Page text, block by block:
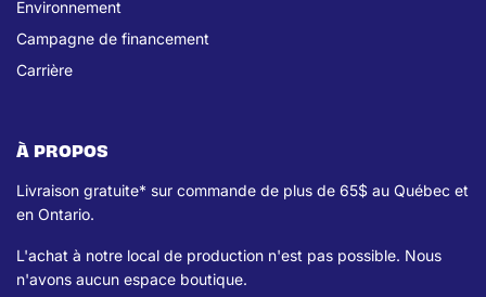
Environnement
Campagne de financement
Carrière
À PROPOS
Livraison gratuite* sur commande de plus de 65$ au Québec et
en Ontario.
L'achat à notre local de production n'est pas possible. Nous
n'avons aucun espace boutique.